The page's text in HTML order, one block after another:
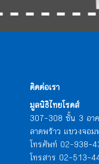
ติดต่อเรา
มูลนิธิไทยโรดส์
307-308 ชั้น 3 อา
ลาดพร้าว แขวงจอ
โทรศัพท์ 02-938-
โทรสาร 02-513-